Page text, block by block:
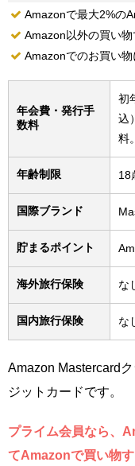
Amazonで最大2%の
Amazon以外の買い
Amazonでのお買い
年会費・発行手
数料
初
込
料。
年齢制限 18
国際ブランド
貯まるポイント
海外旅行保険 な
国内旅行保険 な
Amazon Mastercard
ジットカードです。
プライム会員なら、
てAmazonで買い物